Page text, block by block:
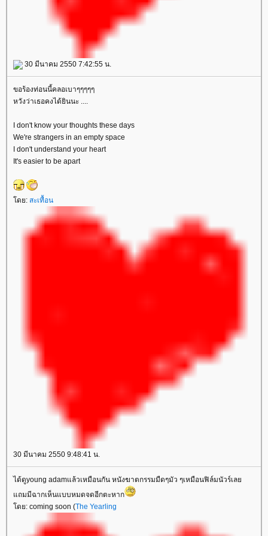
30 มีนาคม 2550 7:42:55 น.
ขอร้องท่อนนี้คลอเบาๆๆๆๆๆ
หวังว่าเธอคงได้ยินนะ ....
I don't know your thoughts these days
We're strangers in an empty space
I don't understand your heart
It's easier to be apart
ดย: สะเทื้อน
30 มีนาคม 2550 9:48:41 น.
ได้ดูyoung adamแล้วเหมือนกัน หนังฆาตกรรมมืดๆมัว ๆเหมือนฟิล์มนัวร์เล
ถมมีฉากเห็นแบบหมดจดอีกตะหาก
ดย: coming soon (The Yearling